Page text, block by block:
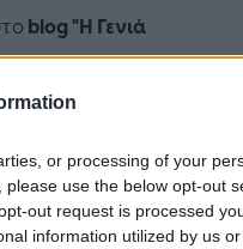
or processing of your
use the below opt-out
out request is processed
information utilized by us
blog "Η Γενιά
στο
πρώτοι
νέα